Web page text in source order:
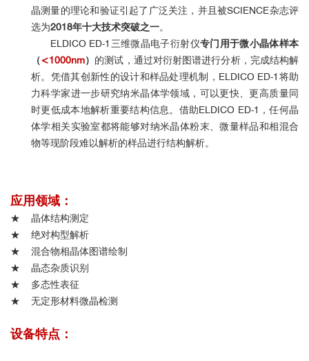
晶测量的理论和验证引起了广泛关注，并且被SCIENCE杂志评
选为2018年十大技术突破之一。
ELDICO ED-1三维微晶电子衍射仪专门用于微小晶体样本
（<1000nm） 的测试，通过对衍射图谱进行分析，完成结构解
析。凭借其创新性的设计和样品处理机制，ELDICO ED-1将助
力科学家进一步研究纳米晶体学领域，可以更快、更高质量同
时更低成本地解析重要结构信息。借助ELDICO ED-1 ，任何晶
体学相关实验室都将能够对纳米晶体粉末、微量样品和相混合
物等现阶段难以解析的样品进行结构解析。
应用领域：
★ 晶体结构测定
★ 绝对构型解析
★ 混合物相晶体图谱绘制
★ 晶态杂质识别
★ 多态性表征
★ 无定形材料微晶检测
设备特点：